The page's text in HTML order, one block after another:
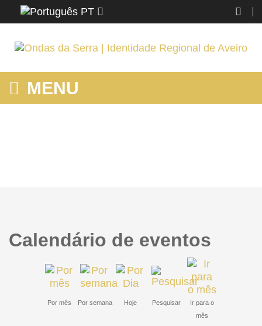
PT
MENU
Calendário de eventos
Por mês Por semana Hoje Pesquisar
Ir para o
mês